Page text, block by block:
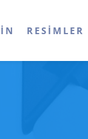
RESIMLER